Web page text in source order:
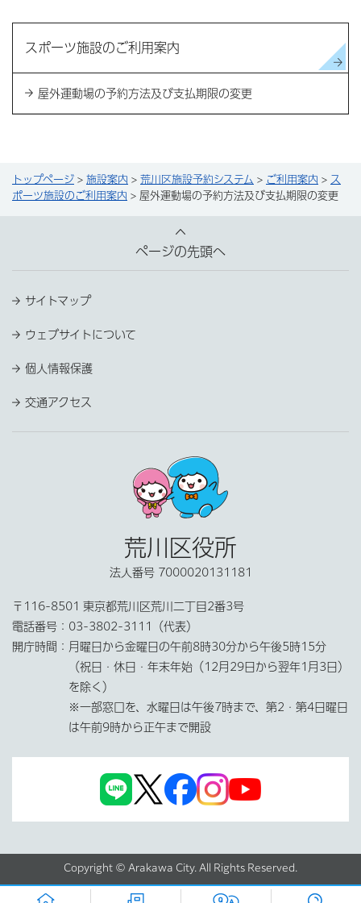
スポーツ施設のご利用案内
屋外運動場の予約方法及び支払期限の変更
トップページ > 施設案内 > 荒川区施設予約システム > ご利用案内 > ス
ポーツ施設のご利用案内 > 屋外運動場の予約方法及び支払期限の変更
ページの先頭へ
サイトマップ
ウェブサイトについて
個人情報保護
交通アクセス
荒川区役所
法人番号 7000020131181
〒116-8501 東京都荒川区荒川二丁目2番3号
電話番号： 03-3802-3111（代表）
開庁時間： 月曜日から金曜日の午前8時30分から午後5時15分
（祝日・休日・年末年始（12月29日から翌年1月3日）
を除く）
※一部窓口を、水曜日は午後7時まで、第2・第4日曜日
は午前9時から正午まで開設
Copyright © Arakawa City. All Rights Reserved.